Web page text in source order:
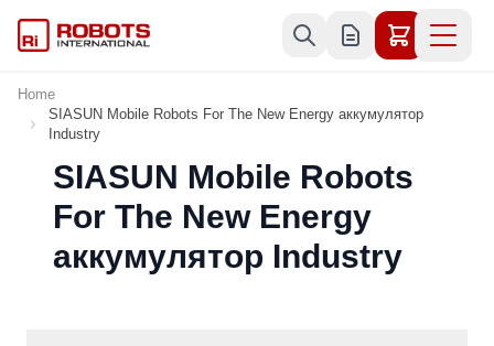
Home
SIASUN Mobile Robots For The New Energy аккумулятор
Industry
SIASUN Mobile Robots
For The New Energy
аккумулятор Industry